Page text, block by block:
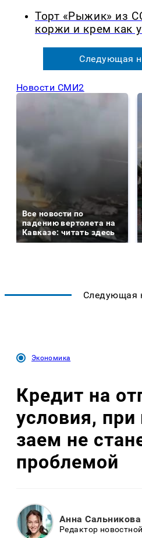
Торт «Рыжик» из
коржи и крем как
Следующая
Новости СМИ2
Все новости по
падению вертолета на
Кавказе: читать здесь
Следующая
Экономика
Кредит на
условия,
заем не
проблемой
Анна Сальникова
Редактор